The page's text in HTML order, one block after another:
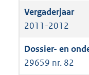
2011-2012
29659 nr. 82